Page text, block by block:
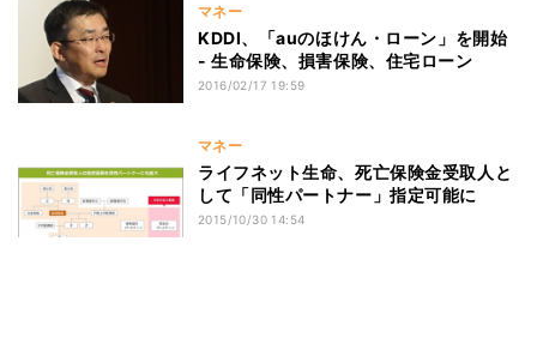
マネー
KDDI、「auのほけん・ローン」を開始
- 生命保険、損害保険、住宅ローン
2016/02/17 19:59
マネー
ライフネット生命、死亡保険金受取人と
して「同性パートナー」指定可能に
2015/10/30 14:54